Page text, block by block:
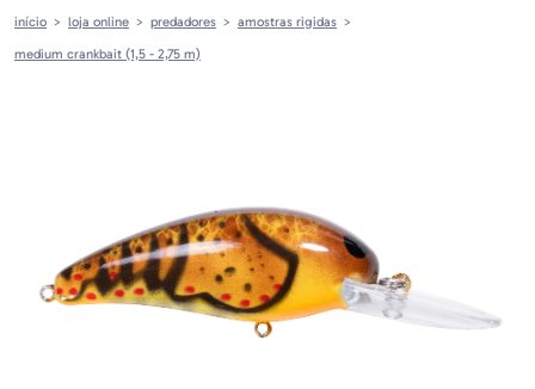
início loja online predadores
amostras rigidas
medium crankbait (1,5 - 2,75 m)